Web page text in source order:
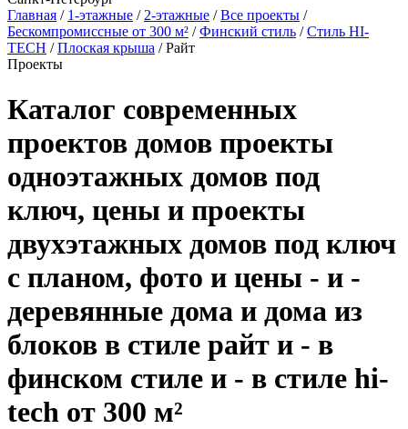
Главная / 1-этажные / 2-этажные /Все проекты /
Бескомпромиссные от 300 м² /Финский стиль /Стиль HI-
TECH /Плоская крыша /Райт
Проекты
Каталог современных
проектов домов проекты
одноэтажных домов под
ключ, цены и проекты
двухэтажных домов под ключ
с планом, фото и цены - и -
деревянные дома и дома из
блоков в стиле райт и - в
финском стиле и - в стиле hi-
tech от 300 м²